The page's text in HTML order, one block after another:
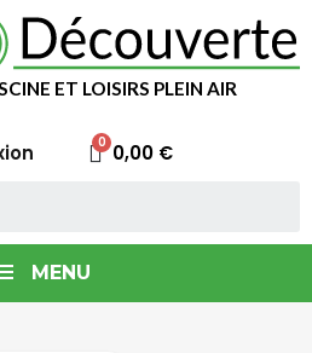
ET LOISIRS PLEIN AIR
0,00 €
MENU